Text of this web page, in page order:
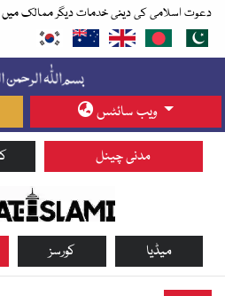
دعوت اسلامی کی دینی خدمات دیگر ممالک میں
ویب سائٹس
مدنی چینل
کورسز میڈیا